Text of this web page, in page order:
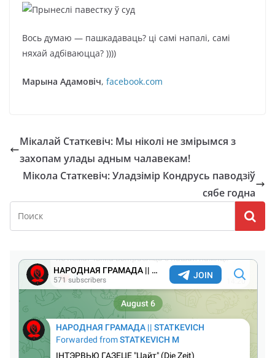
Вось думаю — пашкадаваць? ці самі напалі, самі
няхай адбіваюцца? ))))
Марына Адамовіч, facebook.com
Мікалай Статкевіч: Мы ніколі не змірымся з
захопам улады адным чалавекам!
Мікола Статкевіч: Уладзімір Кондрусь паводзіў
сябе годна